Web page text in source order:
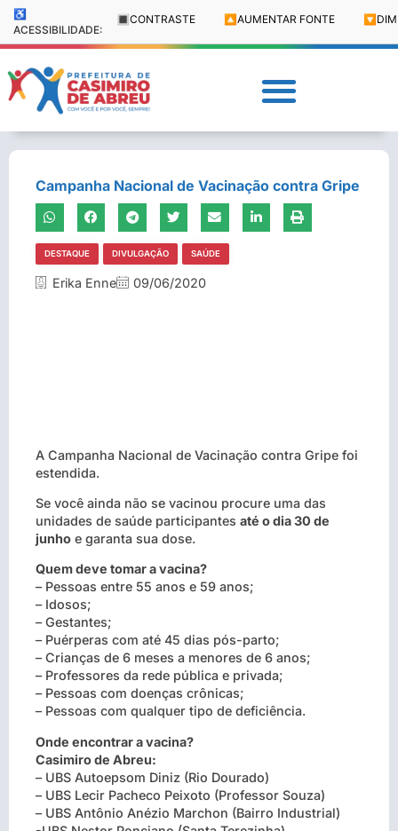
♿
ACESSIBILIDADE:
🔳 CONTRASTE 🔼 AUMENTAR FONTE 🔽
Campanha Nacional de Vacinação contra Gripe
DESTAQUE DIVULGAÇÃO SAÚDE
Erika Enne 09/06/2020
A Campanha Nacional de Vacinação contra Gripe foi
estendida.
Se você ainda não se vacinou procure uma das
unidades de saúde participantes até o dia 30 de
junho e garanta sua dose.
Quem deve tomar a vacina?
– Pessoas entre 55 anos e 59 anos;
– Idosos;
– Gestantes;
– Puérperas com até 45 dias pós-parto;
– Crianças de 6 meses a menores de 6 anos;
– Professores da rede pública e privada;
– Pessoas com doenças crônicas;
– Pessoas com qualquer tipo de deficiência.
Onde encontrar a vacina?
Casimiro de Abreu:
– UBS Autoepsom Diniz (Rio Dourado)
– UBS Lecir Pacheco Peixoto (Professor Souza)
– UBS Antônio Anézio Marchon (Bairro Industrial)